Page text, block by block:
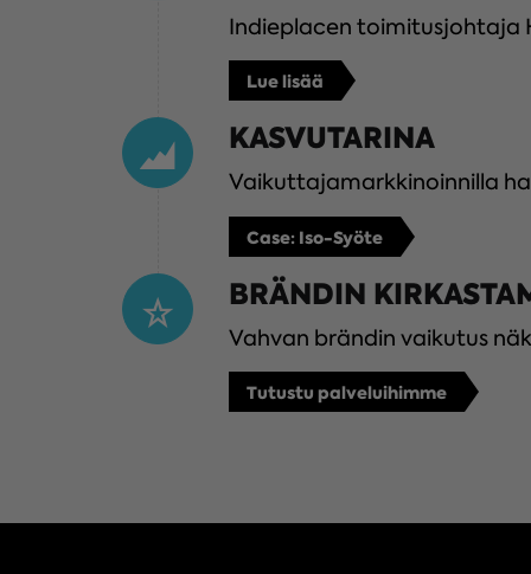
Indieplacen toimitusjohtaja
Lue lisää
KASVUTARINA
Vaikuttaja­markki­noinnilla
Case: Iso-Syöte
BRÄNDIN
Vahvan brändin vaikutus
Tutustu palveluihimme